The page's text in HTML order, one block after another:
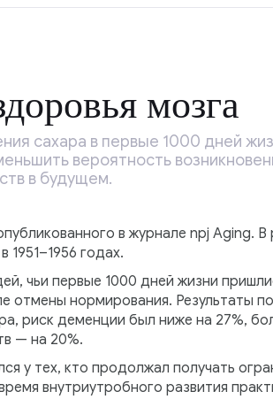
мозга
сахара в первые 1000 дней
вероятность
в будущем.
в журнале npj Aging. В
1951–1956 годах.
чьи первые 1000 дней жизни
отмены нормирования. Результаты
риск деменции был ниже на 27%,
— на 20%.
тех, кто продолжал получать
внутриутробного развития